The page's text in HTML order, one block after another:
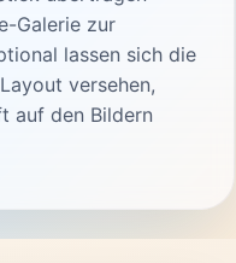
Galerie zur
lassen sich die
versehen,
auf den Bildern